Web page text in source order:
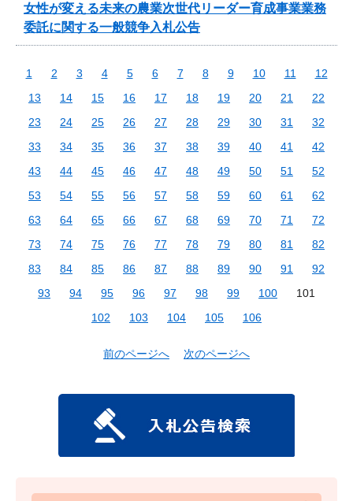
女性が変える未来の農業次世代リーダー育成事業業務
委託に関する一般競争入札公告
1 2 3 4 5 6 7 8 9 10 11
12
13
14 15 16 17 18 19 20 21
22
23
24 25 26 27 28 29 30 31
32
33
34 35 36 37 38 39 40 41
42
43
44 45 46 47 48 49 50 51
52
53
54 55 56 57 58 59 60 61
62
63
64 65 66 67 68 69 70 71
72
73
74 75 76 77 78 79 80 81
82
83
84 85 86 87 88 89 90 91
92
93
94 95 96 97 98 99 100
101
102
103 104 105 106
前のページへ 次のページへ